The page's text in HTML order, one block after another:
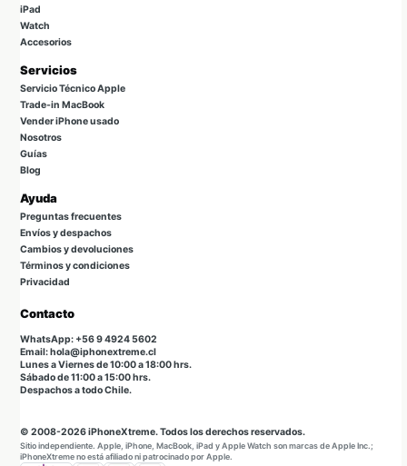
iPad
Watch
Accesorios
Servicios
Servicio Técnico Apple
Trade-in MacBook
Vender iPhone usado
Nosotros
Guías
Blog
Ayuda
Preguntas frecuentes
Envíos y despachos
Cambios y devoluciones
Términos y condiciones
Privacidad
Contacto
WhatsApp: +56 9 4924 5602
Email: hola@iphonextreme.cl
Lunes a Viernes de 10:00 a 18:00 hrs.
Sábado de 11:00 a 15:00 hrs.
Despachos a todo Chile.
© 2008-2026 iPhoneXtreme. Todos los derechos reservados.
Sitio independiente. Apple, iPhone, MacBook, iPad y Apple Watch son marcas de Apple Inc.;
iPhoneXtreme no está afiliado ni patrocinado por Apple.